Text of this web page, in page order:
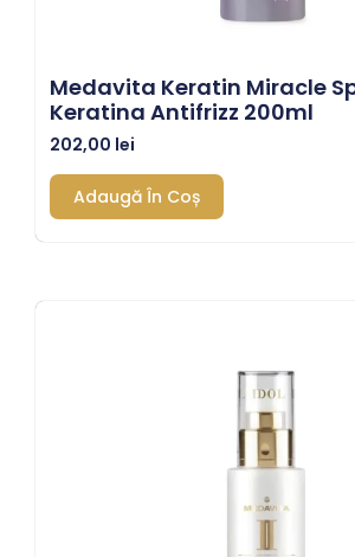
Medavita Keratin Miracle
Keratina Antifrizz 200ml
202,00 lei
Adaugă În Coș